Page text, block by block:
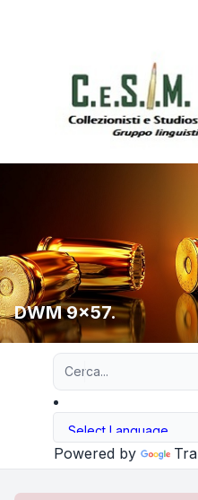
DWM 9x57.
Powered by